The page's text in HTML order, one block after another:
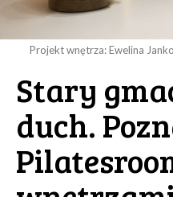
Projekt wnętrza: Ewelina
Stary
duch.